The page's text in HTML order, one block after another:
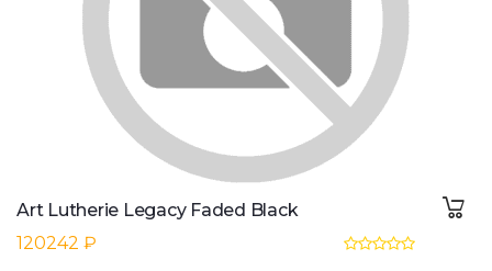
Art Lutherie Legacy Faded Black
120242 ₽